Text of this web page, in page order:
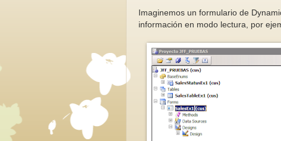
Imaginemos un formulario de
información en modo lectura, por